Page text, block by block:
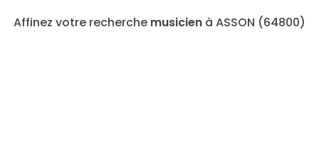
Affinez votre recherche musicien à ASSON (64800)